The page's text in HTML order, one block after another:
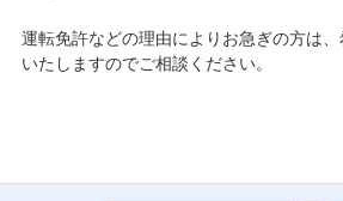
運転免許などの理由によりお急ぎの方は
いたしますのでご相談ください。